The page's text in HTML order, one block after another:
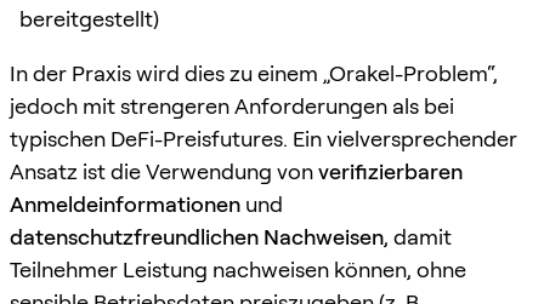
bereitgestellt)
In der Praxis wird dies zu einem „Orakel-Problem“,
jedoch mit strengeren Anforderungen als bei
typischen DeFi-Preisfutures. Ein vielversprechender
Ansatz ist die Verwendung vonverifizierbaren
Anmeldeinformationen und
datenschutzfreundlichen Nachweisen, damit
Teilnehmer Leistung nachweisen können, ohne